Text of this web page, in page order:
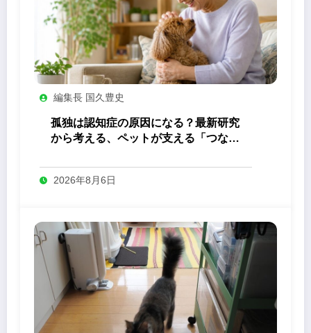
編集長 国久豊史
孤独は認知症の原因になる？最新研究
から考える、ペットが支える「つなが
2026年8月6日